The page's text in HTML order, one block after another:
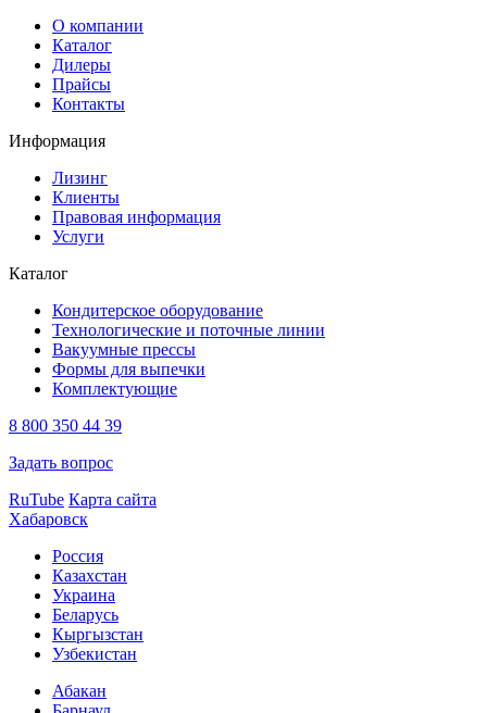
О компании
Каталог
Дилеры
Прайсы
Контакты
Информация
Лизинг
Клиенты
Правовая информация
Услуги
Каталог
Кондитерское оборудование
Технологические и поточные линии
Вакуумные прессы
Формы для выпечки
Комплектующие
8 800 350 44 39
Задать вопрос
RuTube Карта сайта
Хабаровск
Россия
Казахстан
Украина
Беларусь
Кыргызстан
Узбекистан
Абакан